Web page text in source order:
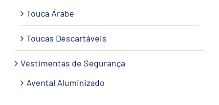
Touca Árabe
Toucas Descartáveis
Vestimentas de Segurança
Avental Aluminizado